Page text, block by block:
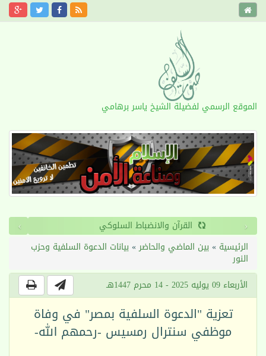
الموقع الرسمي لفضيلة الشيخ ياسر برهامي
القرآن والانضباط السلوكي ‹
›
الرئيسية » بين الماضي والحاضر» بيانات الدعوة السلفية وحزب
النور
الأربعاء 09 يوليه 2025 - 14 محرم 1447هـ
تعزية "الدعوة السلفية بمصر" في وفاة
موظفي سنترال رمسيس -رحمهم الله-